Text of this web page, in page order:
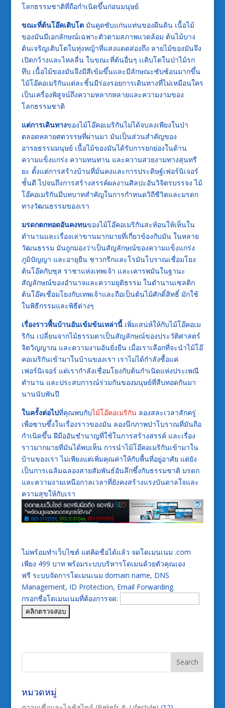
โลกธรรมชาติที่ถือกำเนิดขึ้นก่อนมนุษย์
ขณะที่ต้นโอ๊คเติบโตมันดูดซับแก่นแท่นของผืนดิน เนื้อไม้
ของมันมีเอกลักษณ์เฉพาะตัวตามสภาพแวดล้อม ต้นไม้บาง
ต้นเจริญเติบโตในทุ่งหญ้าที่แสงแดดส่องถึง ลายไม้ของมันจึง
เปิดกว้างและไหลลื่น ในขณะที่ต้นอื่นๆ เเติบโตในป่าไม้รก
ทึบ เนื้อไม้ของมันจึงมีสีเข้มขึ้นและมีลักษณะซับซ้อนมากขึ้น
ไม้โอ๊คอเมริกันแต่ละชิ้นมีร่องรอยการเดินทางที่ไม่เหมือนใคร
เป็นเครื่องพิสูจน์ถึงความหลากหลายและความงามของ
โลกธรรมชาติ
แต่การเดินทางของไม้โอ๊คอเมริกันไม่ได้จบลงเพียงในป่า
ตลอดหลายศตวรรษที่ผ่านมา มันเป็นส่วนสำคัญของ
อารยธรรมมนุษย์ เนื้อไม้ของมันได้รับการยกย่องในด้าน
ความแข็งแกร่ง ความทนทาน และความสวยงามทางสุนทรี
ยะ ตั้งแต่การสร้างบ้านที่มั่นคงและการประดิษฐ์เฟอร์นิเจอร์
ชั้นดี ไปจนถึงการสร้างสรรค์ผลงานศิลปะอันวิจิตรบรรจง ไม้
โอ๊คอเมริกันมีบทบาทสำคัญในการกำหนดวิถีชีวิตและมรดก
ทางวัฒนธรรมของเรา
มรดกตกทอดอันคงทนของไม้โอ๊คอเมริกันสะท้อนให้เห็นใน
ตำนานและเรื่องเล่าขานมากมายที่เกี่ยวข้องกับมัน ในหลาย
วัฒนธรรม มันถูกมองว่าเป็นสัญลักษณ์ของความแข็งแกร่ง
ภูมิปัญญา และอายุยืน ชาวกรีกและโรมันโบราณเชื่อมโยง
ต้นโอ๊คกับซุส ราชาแห่งเทพเจ้า และเคารพมันในฐานะ
สัญลักษณ์ของอำนาจและความยุติธรรม ในตำนานเซลติก
ต้นโอ๊คเชื่อมโยงกับเทพเจ้าและถือเป็นต้นไม้ศักดิ์สิทธิ์ มักใช้
ในพิธีกรรมและพิธีต่างๆ
เรื่องราวพื้นบ้านอันเข้มข้นเหล่านี้เพิ่มเสน่ห์ให้กับไม้โอ๊คอเม
ริกัน เปลี่ยนจากไม้ธรรมดาเป็นสัญลักษณ์ของประวัติศาสตร์
จิตวิญญาณ และความงามอันยั่งยืน เมื่อเราเลือกที่จะนำไม้โอ๊
คอเมริกันเข้ามาในบ้านของเรา เราไม่ได้กำลังซื้อแค่
เฟอร์นิเจอร์ แต่เรากำลังเชื่อมโยงกับต้นกำเนิดแห่งประเพณี
ตำนาน และประสบการณ์ร่วมกันของมนุษย์ที่สืบทอดกันมา
นานนับพันปี
ในครั้งต่อไปที่คุณพบกับไม้โอ๊คอเมริกันลองสละเวลาสักครู่
เพื่อซาบซึ้งในเรื่องราวของมัน ลองนึกภาพป่าโบราณที่มันถือ
กำเนิดขึ้น ฝีมืออันชำนาญที่ใช้ในการสร้างสรรค์ และเรื่อง
ราวมากมายที่มันได้พบเห็น การนำไม้โอ๊คอเมริกันเข้ามาใน
บ้านของเรา ไม่เพียงแต่เพิ่มคุณค่าให้กับพื้นที่อยู่อาศัย แต่ยัง
เป็นการเฉลิมฉลองสายสัมพันธ์อันลึกซึ้งกับธรรมชาติ มรดก
และความงามเหนือกาลเวลาที่ยังคงสร้างแรงบันดาลใจและ
ความสุขให้กับเรา
ไม่พร้อมทำเว็บไซต์ แต่คิดชื่อได้แล้ว จดโดเมนเนม .com
เพียง 499 บาท พร้อมระบบบริหารโดเมนด้วยตัวคุณเอง
ฟรี ระบบจัดการโดเมนเนม domain name, DNS
Management, ID Protection, Email Forwarding
กรอกชื่อโดเมนเนมที่ต้องการจด:
หมวดหมู่